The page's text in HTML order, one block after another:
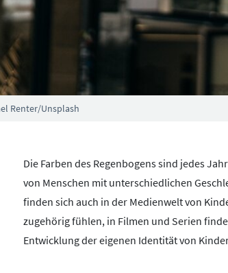
Renter/Unsplash
Die Farben des Regenbogens sind jedes
von Menschen mit unterschiedlichen
finden sich auch in der Medienwelt von
zugehörig fühlen, in Filmen und Serien
Entwicklung der eigenen Identität von